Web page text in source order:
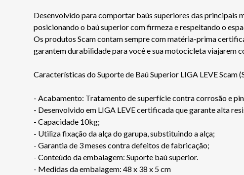
Desenvolvido para comportar baús superiores das principais
posicionando o baú superior com firmeza e respeitando o
Os produtos Scam contam sempre com matéria-prima
garantem durabilidade para você e sua motocicleta viajarem
Características do Suporte de Baú Superior LIGA LEVE Scam
- Acabamento: Tratamento de superfície contra corrosão e
- Desenvolvido em LIGA LEVE certificada que garante alta
- Capacidade 10kg;
- Utiliza fixação da alça do garupa, substituindo a alça;
- Garantia de 3 meses contra defeitos de fabricação;
- Conteúdo da embalagem: Suporte baú superior.
- Medidas da embalagem: 48 x 38 x 5 cm